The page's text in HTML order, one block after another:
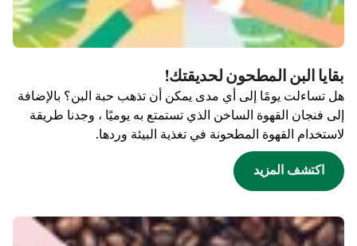
بقايا البن المطحون لحديقتك!
هل تساءلت يومًا إلى أي مدى يمكن أن تذهب حبة البن؟ بالإضافة
إلى فنجان القهوة الساخن الذي تستمتع به يوميًا ، وجدنا طريقة
لاستخدام القهوة المطحونة في تغذية البيئة وردها.
اكتشف المزيد